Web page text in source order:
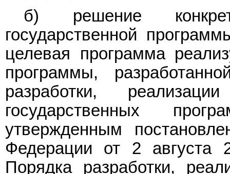
б) решение
государственной
целевая программа
программы,
разработки,
государственных
утвержденным
Федерации от 2 августа
Порядка разработки,